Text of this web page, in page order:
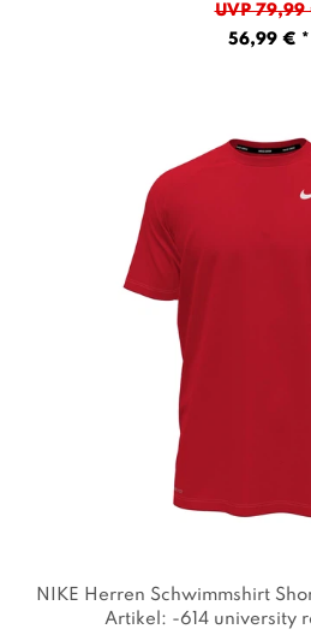
UVP 79,99
56,99 € *
NIKE Herren Schwimmshirt
Artikel: -614 university